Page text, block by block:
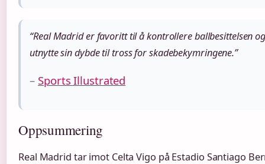
“Real Madrid er favoritt til å kontrollere ballbesittelsen
utnytte sin dybde til tross for skadebekymringene.”
– Sports Illustrated
Oppsummering
Real Madrid tar imot Celta Vigo på Estadio Santiago